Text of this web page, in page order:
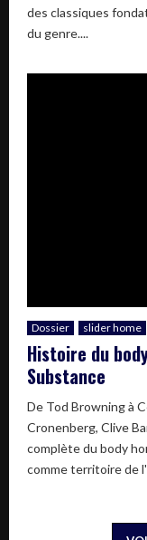
des classiques
du genre....
Dossier slider home
Histoire du
Substance
De Tod Browning à
Cronenberg, Clive
complète du body
comme territoire de